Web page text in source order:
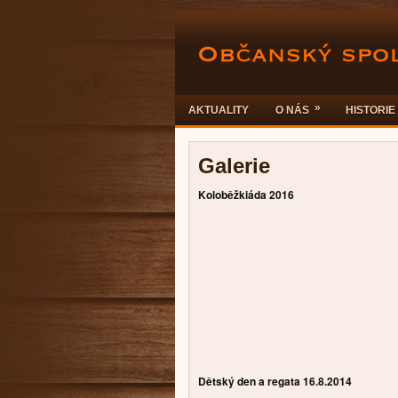
AKTUALITY O NÁS » HISTORIE
Galerie
Koloběžkiáda 2016
Dětský den a regata 16.8.2014